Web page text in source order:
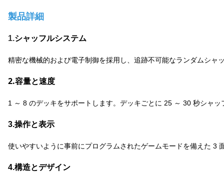
製品詳細
1.シャッフルシステム
精密な機械的および電子制御を採用し、追跡不可能なランダムシャ
2.容量と速度
1 ～ 8 のデッキをサポートします。デッキごとに 25 ～ 30 秒シャッ
3.操作と表示
使いやすいように事前にプログラムされたゲームモードを備えた 3
4.構造とデザイン